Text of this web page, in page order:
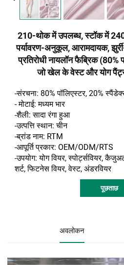
210-थोक में उपलब्ध, स्टॉक में 240
पर्यावरण-अनुकूल, आरामदायक,
प्रतिरोधी नायलॉन फैब्रिक
जो खेल के वेस्ट और योग
-संरचना: 80% पॉलिएस्टर, 20%
- मोटाई: मध्यम भार
-शैली: सादा रंगा हुआ
-उत्पत्ति स्थान: चीन
-ब्रांड नाम: RTM
-आपूर्ति प्रकार: OEM/ODM/RTS
-उपयोग: योग वियर, स्पोर्ट्सवियर,
शर्ट, फिटनेस वियर, वेस्ट, अंडरवियर
पूछताछ
अवलोकन